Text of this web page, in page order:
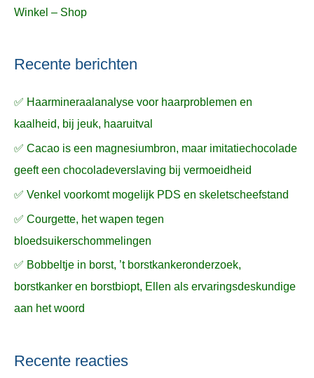
Winkel – Shop
Recente berichten
✅ Haarmineraalanalyse voor haarproblemen en
kaalheid, bij jeuk, haaruitval
✅ Cacao is een magnesiumbron, maar imitatiechocolade
geeft een chocoladeverslaving bij vermoeidheid
✅ Venkel voorkomt mogelijk PDS en skeletscheefstand
✅ Courgette, het wapen tegen
bloedsuikerschommelingen
✅ Bobbeltje in borst, ’t borstkankeronderzoek,
borstkanker en borstbiopt, Ellen als ervaringsdeskundige
aan het woord
Recente reacties